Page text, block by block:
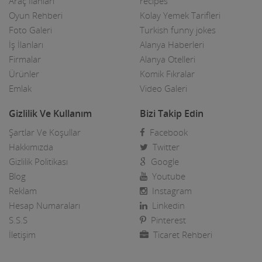
Halıcılar
Hamamlar / Spa ve Masaj salonları
Hastane ve Sağlık Kuruluşları
Hırdavatçılar ve Nalburiye
Hurdacılar
ilaçlama Firmaları
Oyun Rehberi
Foto Galeri
İş İlanları
Firmalar
Ürünler
Emlak
Kolay Yemek Tarifleri
Turkish funny jokes
Alanya Haberleri
Alanya Otelleri
Komik Fıkralar
Video Galeri
Gizlilik Ve Kullanım
Şartlar Ve Koşullar
Hakkımızda
Gizlilik Politikası
Blog
Reklam
Hesap Numaraları
S.S.S
İletişim
Bizi Takip Edin
Facebook
Twitter
Google
Youtube
Instagram
Linkedin
Pinterest
Ticaret Rehberi